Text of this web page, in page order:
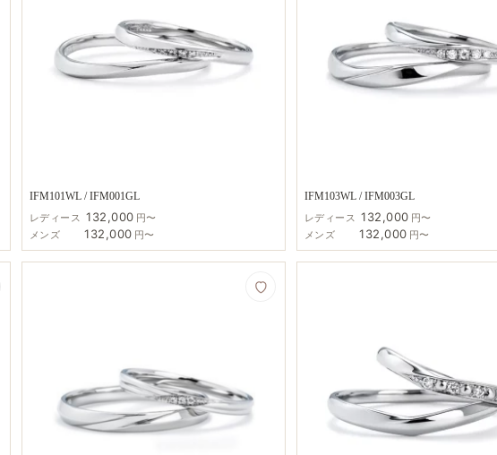
IFM101WL / IFM001GL
レディース 132,000 円〜
メンズ
132,000 円〜
IFM103WL / IFM003GL
レディース 132,000 円〜
メンズ
132,000 円〜